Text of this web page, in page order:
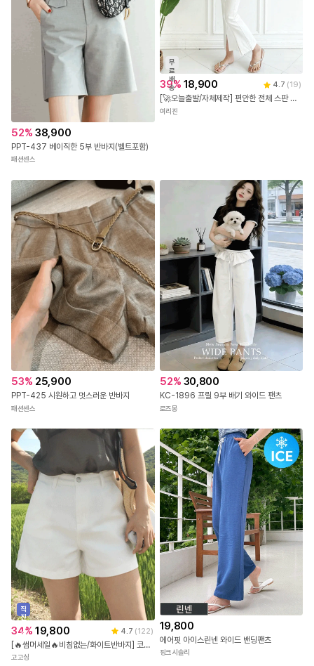
52% 38,900
PPT-437 베이직한 5부 반바지(벨트포함)
패션센스
무
료
배
송
39% 18,900 4.7 (19)
[🚀오늘출발/자체제작] 편안한 전체 스판 핀턱 앞 절개 트임 팬츠 바지 빅사이즈까지
여리진
53% 25,900
PPT-425 시원하고 멋스러운 반바지
패션센스
52% 30,800
KC-1896 프릴 9부 배기 와이드 팬츠
로즈몽
직
진
배
송
34% 19,800 4.7 (122)
[🔥썸머세일🔥비침없는/화이트반바지] 코튼 반바지 (3부팬츠,a라인,코튼팬츠,면바지,화이트팬츠,흰바지,숏팬츠,여름바지,장마룩)
고고싱
19,800
에어핏 아이스린넨 와이드 밴딩팬츠
핑크시슬리